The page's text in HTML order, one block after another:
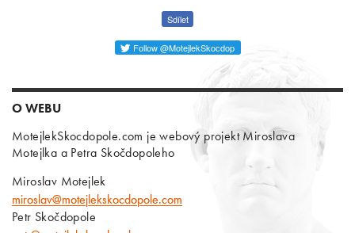
Sdílet
Follow @MotejlekSkocdop
O WEBU
MotejlekSkocdopole.com je webový projekt Miroslava
Motejlka a Petra Skočdopoleho
Miroslav Motejlek
miroslav@motejlekskocdopole.com
Petr Skočdopole